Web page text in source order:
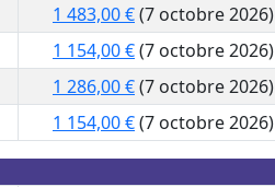
1 483,00 €(7 octobre 2026)
1 154,00 €(7 octobre 2026)
1 286,00 €(7 octobre 2026)
1 154,00 €(7 octobre 2026)